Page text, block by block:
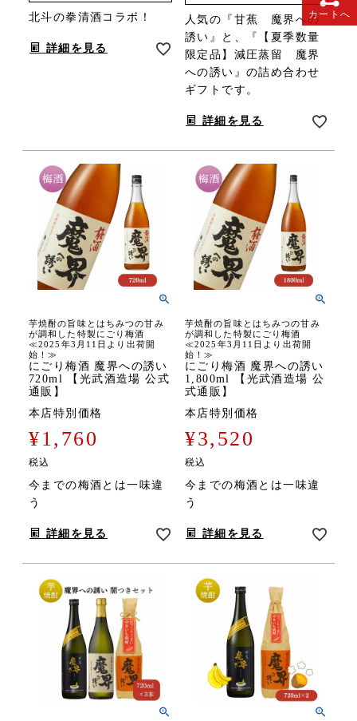
北斗の拳清酒コラボ！
詳細を見る
人気の『甘蕉 魔界への
誘い』と、『【夏季数量
限定品】減圧蒸留 魔界
への誘い』の詰め合わせ
ギフトです。
詳細を見る
芋焼酎の旨味とはちみつの甘み
が調和した特製にごり梅酒
≪2025年3月11日より出荷開
始！≫
にごり梅酒 魔界への誘い
720ml 【光武酒造場 公式
通販】
本店特別価格
¥1,760
税込
今までの梅酒とは一味違
う
詳細を見る
芋焼酎の旨味とはちみつの甘み
が調和した特製にごり梅酒
≪2025年3月11日より出荷開
始！≫
にごり梅酒 魔界への誘い
1,800ml 【光武酒造場 公
式通販】
本店特別価格
¥3,520
税込
今までの梅酒とは一味違
う
詳細を見る
カートへ